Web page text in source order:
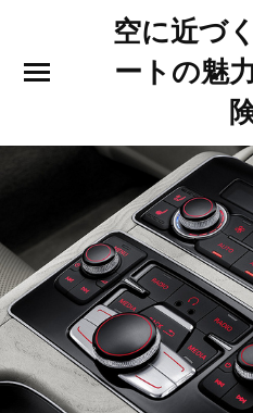
空に近づ
ートの魅